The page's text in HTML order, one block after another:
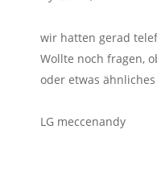
wir hatten gerad
Wollte noch fragen,
oder etwas
LG meccenandy